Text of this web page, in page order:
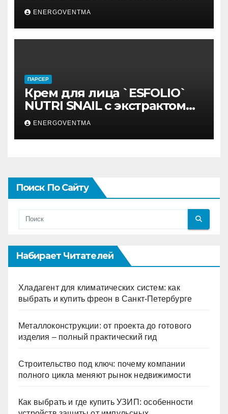
50 мл
ENERGOVENTMA
ПАРСЕР
Крем для лица `ESFOLIO`
NUTRI SNAIL с экстрактом
муцина улитки 200 мл
ENERGOVENTMA
Поиск По Сайту
Набирает Читателей
Хладагент для климатических систем: как
выбрать и купить фреон в Санкт-Петербурге
Металлоконструкции: от проекта до готового
изделия – полный практический гид
Строительство под ключ: почему компании
полного цикла меняют рынок недвижимости
Как выбрать и где купить УЗИП: особенности